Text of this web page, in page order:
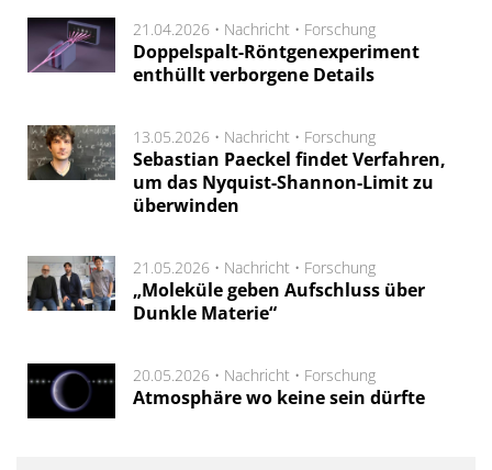
21.04.2026 • Nachricht • Forschung
Doppelspalt-Röntgenexperiment
enthüllt verborgene Details
13.05.2026 • Nachricht • Forschung
Sebastian Paeckel findet Verfahren,
um das Nyquist-Shannon-Limit zu
überwinden
21.05.2026 • Nachricht • Forschung
„Moleküle geben Aufschluss über
Dunkle Materie“
20.05.2026 • Nachricht • Forschung
Atmosphäre wo keine sein dürfte